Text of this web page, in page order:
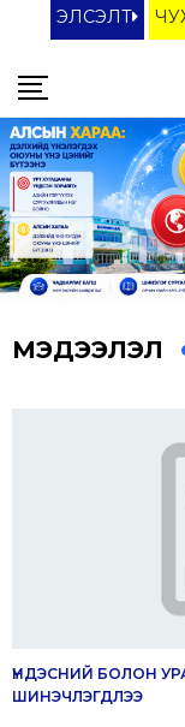
ЭЛСЭЛТ
МЭДЭЭЛЭЛ
ҮНДЭСНИЙ БОЛОН
ШИНЭЧЛЭГДЛЭЭ